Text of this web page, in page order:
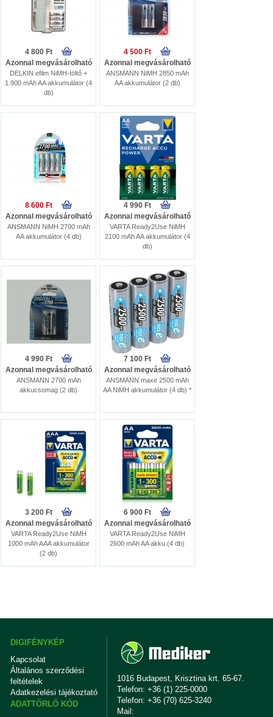
4 800 Ft
Azonnal megvásárolható
DELKIN efilm NiMH-töltő +
1.900 mAh AA akkumulátor (4
db)
4 500 Ft
Azonnal megvásárolható
ANSMANN NiMH 2850 mAh
AA akkumulátor (2 db)
8 600 Ft
Azonnal megvásárolható
ANSMANN NiMH 2700 mAh
AA akkumulátor (4 db)
4 990 Ft
Azonnal megvásárolható
VARTA Ready2Use NiMH
2100 mAh AA akkumulátor (4
db)
4 990 Ft
Azonnal megvásárolható
ANSMANN 2700 mAh
akkucsomag (2 db)
7 100 Ft
Azonnal megvásárolható
ANSMANN maxe 2500 mAh
AA NiMH akkumulátor (4 db) *
3 200 Ft
Azonnal megvásárolható
VARTA Ready2Use NiMH
1000 mAh AAA akkumulátor
(2 db)
6 900 Ft
Azonnal megvásárolható
VARTA Ready2Use NiMH
2600 mAh AA akku (4 db)
DIGIFÉNYKÉP
Kapcsolat
Általános szerződési
feltételek
Adatkezelési tájékoztató
ADATTÖRLŐ KÓD
1016 Budapest, Krisztina krt. 65-67.
Telefon: +36 (1) 225-0000
Telefon: +36 (70) 625-3240
Mail: